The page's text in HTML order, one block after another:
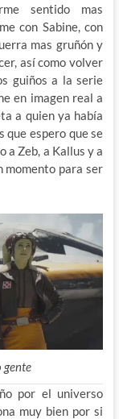
sentido mas
con Sabine, con
mas gruñón y
así como volver
guiños a la serie
en imagen real a
a quien ya había
que espero que se
a Zeb, a Kallus y a
momento para ser
gente
por el universo
muy bien por si